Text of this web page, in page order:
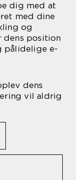
dig med at
med dine
og
position
pålidelige e-
dens
vil aldrig